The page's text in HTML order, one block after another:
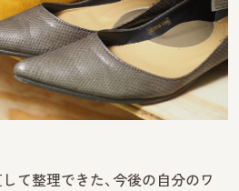
て整理できた、今後の自分のワ